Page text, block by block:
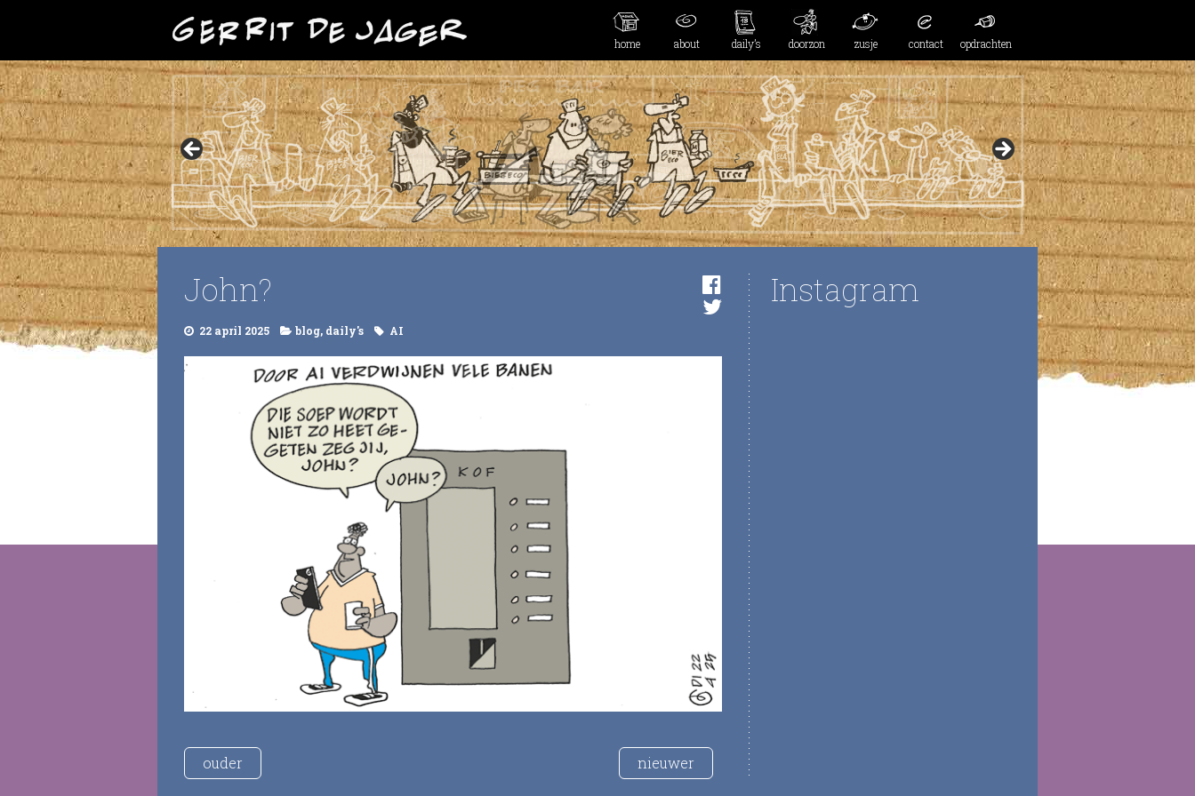
home about daily’s doorzon zusje contact opdrachten
John?
22 april 2025 blog, daily's AI
ouder nieuwer
Instagram